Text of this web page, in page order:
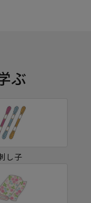
ぶ
し子